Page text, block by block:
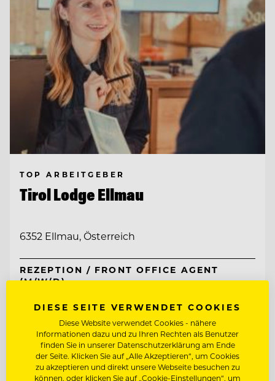
TOP ARBEITGEBER
Tirol Lodge Ellmau
6352 Ellmau, Österreich
REZEPTION / FRONT OFFICE AGENT
(M/W/D)
CHEF DE RANG
Entdecke alle Jobs
DIESE SEITE VERWENDET COOKIES
Diese Website verwendet Cookies - nähere
Informationen dazu und zu Ihren Rechten als Benutzer
finden Sie in unserer Datenschutzerklärung am Ende
der Seite. Klicken Sie auf „Alle Akzeptieren“, um Cookies
zu akzeptieren und direkt unsere Webseite besuchen zu
können, oder klicken Sie auf „Cookie-Einstellungen“, um